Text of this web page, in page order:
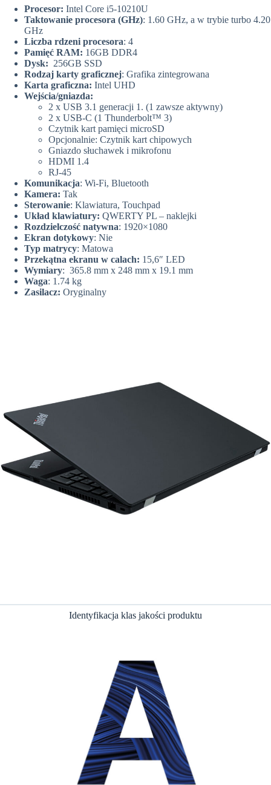
Procesor: Intel Core i5-10210U
Taktowanie procesora (GHz): 1.60 GHz, a w trybie turbo 4.20
GHz
Liczba rdzeni procesora: 4
Pamięć RAM: 16GB DDR4
Dysk: 256GB SSD
Rodzaj karty graficznej: Grafika zintegrowana
Karta graficzna: Intel UHD
Wejścia/gniazda:
2 x USB 3.1 generacji 1. (1 zawsze aktywny)
2 x USB-C (1 Thunderbolt™ 3)
Czytnik kart pamięci microSD
Opcjonalnie: Czytnik kart chipowych
Gniazdo słuchawek i mikrofonu
HDMI 1.4
RJ-45
Komunikacja: Wi-Fi, Bluetooth
Kamera: Tak
Sterowanie: Klawiatura, Touchpad
Układ klawiatury: QWERTY PL – naklejki
Rozdzielczość natywna: 1920×1080
Ekran dotykowy: Nie
Typ matrycy: Matowa
Przekątna ekranu w calach: 15,6″ LED
Wymiary: 365.8 mm x 248 mm x 19.1 mm
Waga: 1.74 kg
Zasilacz: Oryginalny
Identyfikacja klas jakości produktu